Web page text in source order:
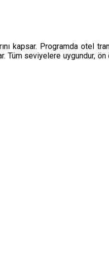
kapsar. Programda
Tüm seviyelere uygundur,